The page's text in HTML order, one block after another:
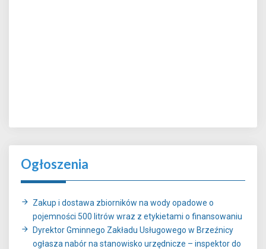
Ogłoszenia
Zakup i dostawa zbiorników na wody opadowe o
pojemności 500 litrów wraz z etykietami o finansowaniu
Dyrektor Gminnego Zakładu Usługowego w Brzeźnicy
ogłasza nabór na stanowisko urzędnicze – inspektor do